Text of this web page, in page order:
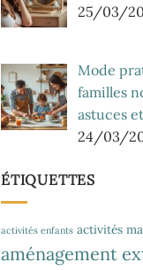
25/03/
Mode
familles
astuces
24/03/
ÉTIQUETTES
activités enfants activités
aménagement